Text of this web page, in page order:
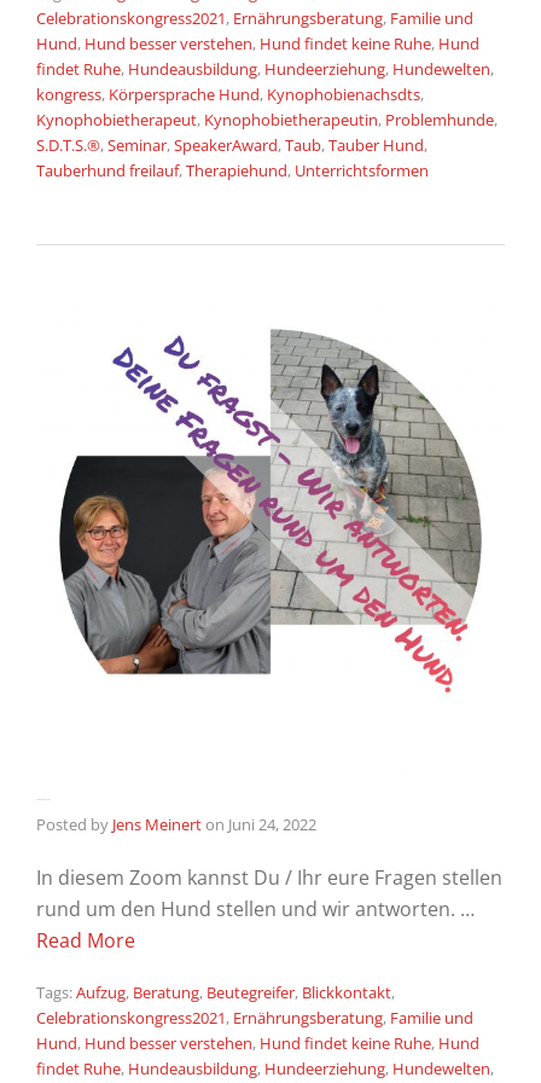
Celebrationskongress2021, Ernährungsberatung, Familie und
Hund, Hund besser verstehen, Hund findet keine Ruhe, Hund
findet Ruhe, Hundeausbildung, Hundeerziehung, Hundewelten,
kongress, Körpersprache Hund, Kynophobienachsdts,
Kynophobietherapeut, Kynophobietherapeutin, Problemhunde,
S.D.T.S.®,Seminar,SpeakerAward,Taub,Tauber Hund,
Tauberhund freilauf,Therapiehund, Unterrichtsformen
Posted by Jens Meinerton Juni 24, 2022
In diesem Zoom kannst Du / Ihr eure Fragen stellen
rund um den Hund stellen und wir antworten. …
Read More
Tags:Aufzug, Beratung, Beutegreifer, Blickkontakt,
Celebrationskongress2021, Ernährungsberatung, Familie und
Hund, Hund besser verstehen, Hund findet keine Ruhe, Hund
findet Ruhe, Hundeausbildung, Hundeerziehung, Hundewelten,